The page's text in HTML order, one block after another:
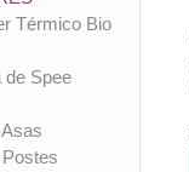
Térmico Bio
de Spee